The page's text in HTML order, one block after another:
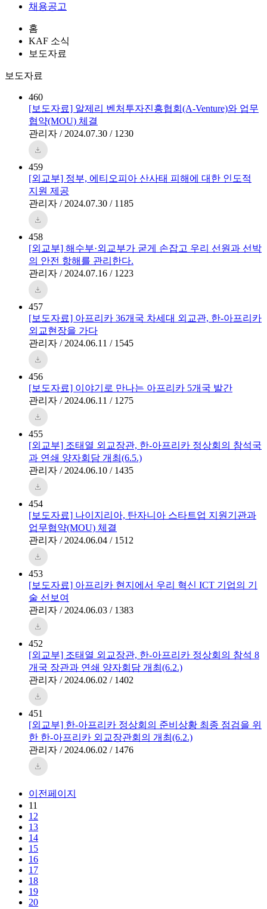
채용공고
홈
KAF 소식
보도자료
보도자료
460
[보도자료] 알제리 벤처투자진흥협회(A-Venture)와 업무
협약(MOU) 체결
관리자 / 2024.07.30 / 1230
459
[외교부] 정부, 에티오피아 산사태 피해에 대한 인도적
지원 제공
관리자 / 2024.07.30 / 1185
458
[외교부] 해수부·외교부가 굳게 손잡고 우리 선원과 선박
의 안전 항해를 관리한다.
관리자 / 2024.07.16 / 1223
457
[보도자료] 아프리카 36개국 차세대 외교관, 한-아프리카
외교현장을 가다
관리자 / 2024.06.11 / 1545
456
[보도자료] 이야기로 만나는 아프리카 5개국 발간
관리자 / 2024.06.11 / 1275
455
[외교부] 조태열 외교장관, 한-아프리카 정상회의 참석국
과 연쇄 양자회담 개최(6.5.)
관리자 / 2024.06.10 / 1435
454
[보도자료] 나이지리아, 탄자니아 스타트업 지원기관과
업무협약(MOU) 체결
관리자 / 2024.06.04 / 1512
453
[보도자료] 아프리카 현지에서 우리 혁신 ICT 기업의 기
술 선보여
관리자 / 2024.06.03 / 1383
452
[외교부] 조태열 외교장관, 한-아프리카 정상회의 참석 8
개국 장관과 연쇄 양자회담 개최(6.2.)
관리자 / 2024.06.02 / 1402
451
[외교부] 한-아프리카 정상회의 준비상황 최종 점검을 위
한 한-아프리카 외교장관회의 개최(6.2.)
관리자 / 2024.06.02 / 1476
이전페이지
11
12
13
14
15
16
17
18
19
20